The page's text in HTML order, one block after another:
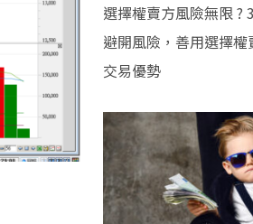
選擇權賣方風險無限 ?
避開風險，善用選擇權
交易優勢